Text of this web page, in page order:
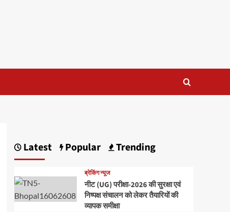
Latest Popular Trending
ब्रेकिंग न्यूज
नीट (UG) परीक्षा-2026 की सुरक्षा एवं
निष्पक्ष संचालन को लेकर तैयारियों की
व्यापक समीक्षा